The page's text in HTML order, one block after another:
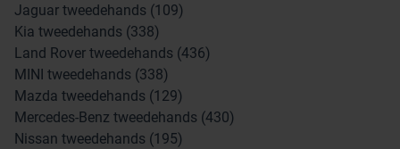
Jaguar tweedehands (109)
Kia tweedehands (338)
Land Rover tweedehands (436)
MINI tweedehands (338)
Mazda tweedehands (129)
Mercedes-Benz tweedehands (430)
Nissan tweedehands (195)